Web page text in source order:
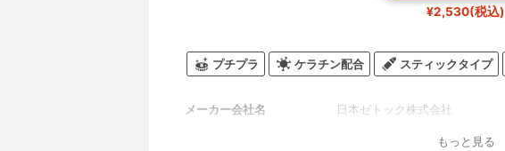
¥2,530(税込)
プチプラ ケラチン配合 スティックタイプ
メーカー会社名 日本ゼトック株式会社
もっと見る